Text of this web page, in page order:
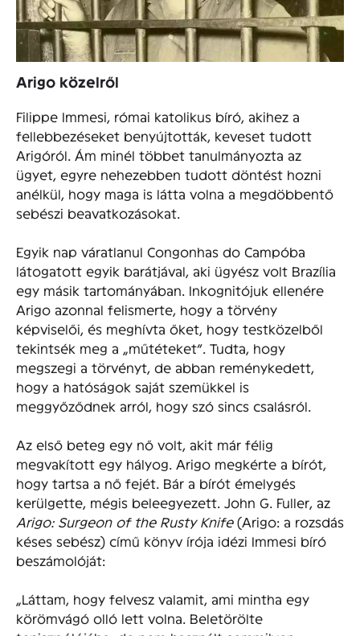
Arigo közelről
Filippe Immesi, római katolikus bíró, akihez a
fellebbezéseket benyújtották, keveset tudott
Arigóról. Ám minél többet tanulmányozta az
ügyet, egyre nehezebben tudott döntést hozni
anélkül, hogy maga is látta volna a megdöbbentő
sebészi beavatkozásokat.
Egyik nap váratlanul Congonhas do Campóba
látogatott egyik barátjával, aki ügyész volt Brazília
egy másik tartományában. Inkognitójuk ellenére
Arigo azonnal felismerte, hogy a törvény
képviselői, és meghívta őket, hogy testközelből
tekintsék meg a „műtéteket”. Tudta, hogy
megszegi a törvényt, de abban reménykedett,
hogy a hatóságok saját szemükkel is
meggyőződnek arról, hogy szó sincs csalásról.
Az első beteg egy nő volt, akit már félig
megvakított egy hályog. Arigo megkérte a bírót,
hogy tartsa a nő fejét. Bár a bírót émelygés
kerülgette, mégis beleegyezett. John G. Fuller, az
Arigo: Surgeon of the Rusty Knife(Arigo: a rozsdás
késes sebész) című könyv írója idézi Immesi bíró
beszámolóját:
„Láttam, hogy felvesz valamit, ami mintha egy
körömvágó olló lett volna. Beletörölte